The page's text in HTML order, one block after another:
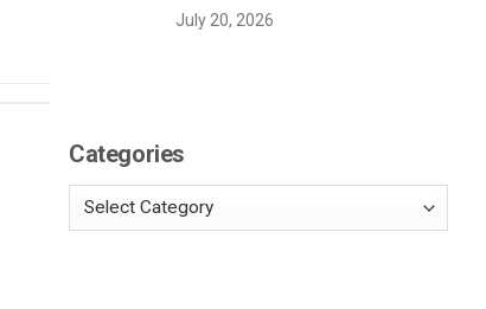
July 20, 2026
Categories